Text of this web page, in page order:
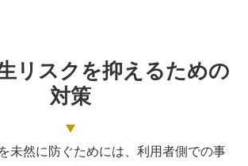
リスクを抑えるための
対策
未然に防ぐためには、利用者側での事